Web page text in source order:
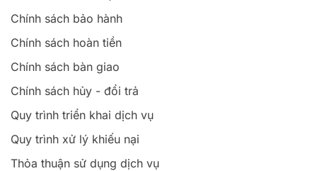
Chính sách bảo hành
Chính sách hoàn tiền
Chính sách bàn giao
Chính sách hủy - đổi trả
Quy trình triển khai dịch vụ
Quy trình xử lý khiếu nại
Thỏa thuận sử dụng dịch vụ